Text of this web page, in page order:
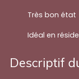
Très bon état
Descriptif